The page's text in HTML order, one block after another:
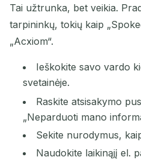
Tai užtrunka, bet veikia.
tarpininkų, tokių kaip
„Acxiom“.
Ieškokite savo vardo
svetainėje.
Raskite atsisakymo
„Neparduoti mano
Sekite nurodymus,
Naudokite laikinąjį el.